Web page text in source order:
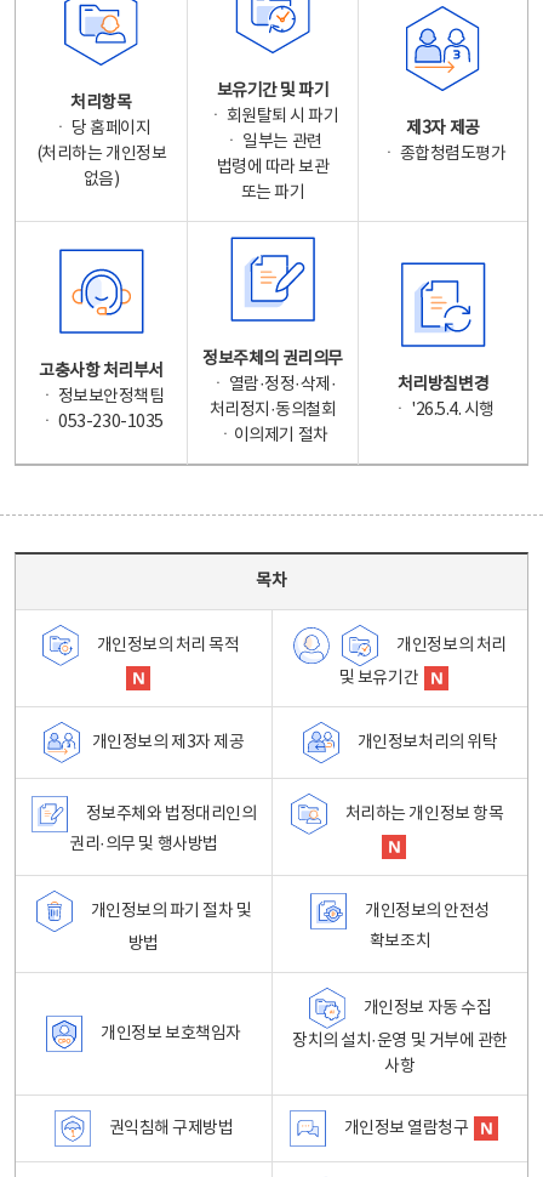
처리항목
ㆍ 당 홈페이지
(처리하는 개인정보
없음)
보유기간 및 파기
ㆍ 회원탈퇴 시 파기
ㆍ 일부는 관련
법령에 따라 보관
또는 파기
제3자 제공
ㆍ 종합청렴도평가
고충사항 처리부서
ㆍ 정보보안정책팀
ㆍ 053-230-1035
정보주체의 권리의무
ㆍ 열람·정정·삭제·
처리정지·동의철회
ㆍ이의제기 절차
처리방침변경
ㆍ '26.5.4. 시행
목차
개인정보의 처리 목적
개인정보의 처리
및 보유기간
개인정보의 제3자 제공 개인정보처리의 위탁
정보주체와 법정대리인의
권리·의무 및 행사방법
처리하는 개인정보 항목
개인정보의 파기 절차 및
방법
개인정보의 안전성
확보조치
개인정보 보호책임자
개인정보 자동 수집
장치의 설치·운영 및 거부에 관한
사항
권익침해 구제방법 개인정보 열람청구